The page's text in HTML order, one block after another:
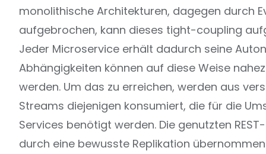
monolithische Architekturen, dagegen durch
aufgebrochen, kann dieses tight-coupling
Jeder Microservice erhält dadurch seine
Abhängigkeiten können auf diese Weise
werden. Um das zu erreichen, werden aus
Streams diejenigen konsumiert, die für die
Services benötigt werden. Die genutzten
durch eine bewusste Replikation